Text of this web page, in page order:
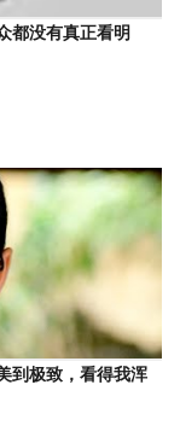
都没有真正看明
到极致，看得我浑